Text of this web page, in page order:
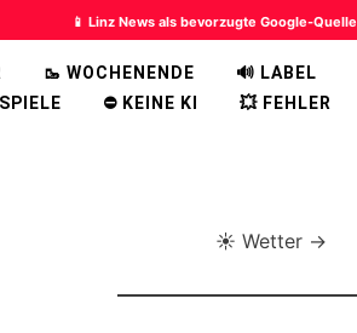
📱 Linz News als bevorzugte Google-Quelle
🥾 WOCHENENDE 🔊 LABEL
⛔ KEINE KI 💥 FEHLER
☀️ Wetter →